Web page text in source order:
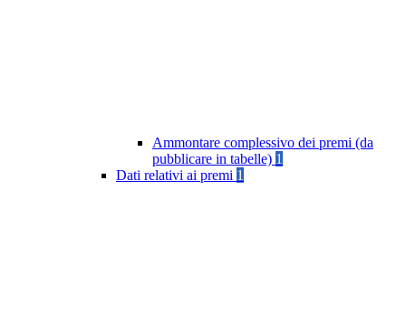
Ammontare complessivo dei premi (da
pubblicare in tabelle) 1
Dati relativi ai premi 1